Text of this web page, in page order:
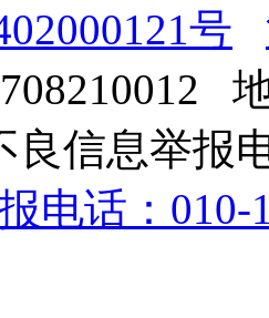
号
信息举报
电话：010-